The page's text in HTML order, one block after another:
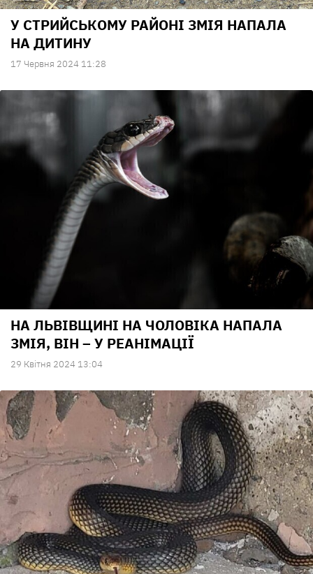
У СТРИЙСЬКОМУ РАЙОНІ ЗМІЯ НАПАЛА
НА ДИТИНУ
17 Червня 2024 11:28
НА ЛЬВІВЩИНІ НА ЧОЛОВІКА НАПАЛА
ЗМІЯ, ВІН – У РЕАНІМАЦІЇ
29 Квiтня 2024 13:04